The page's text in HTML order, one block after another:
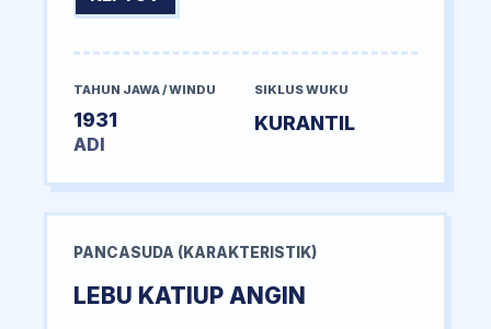
TAHUN JAWA / WINDU
1931
ADI
SIKLUS WUKU
KURANTIL
PANCASUDA (KARAKTERISTIK)
LEBU KATIUP ANGIN